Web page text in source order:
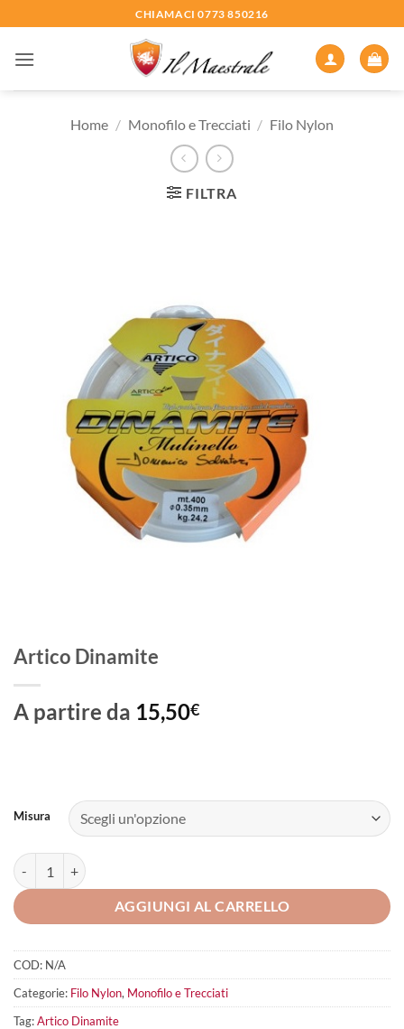
ai
contenuti
CHIAMACI 0773 850216
Home / Monofilo e Trecciati / Filo Nylon
FILTRA
Artico Dinamite
A partire da 15,50€
Misura
Artico Dinamite quantità
AGGIUNGI AL CARRELLO
COD: N/A
Categorie: Filo Nylon, Monofilo e Trecciati
Tag:Artico Dinamite